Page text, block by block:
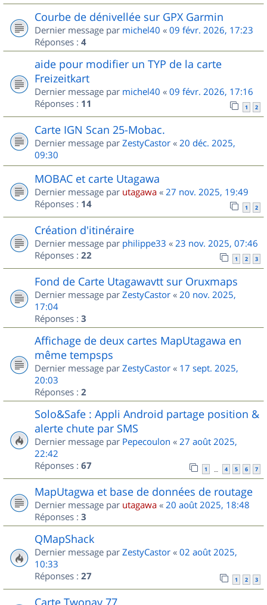
Courbe de dénivellée sur GPX Garmin
Dernier message par michel40 « 09 févr. 2026, 17:23
Réponses : 4
aide pour modifier un TYP de la carte
Freizeitkart
Dernier message par michel40 « 09 févr. 2026, 17:16
Réponses : 11 1 2
Carte IGN Scan 25-Mobac.
Dernier message par ZestyCastor « 20 déc. 2025,
09:30
MOBAC et carte Utagawa
Dernier message par utagawa « 27 nov. 2025, 19:49
Réponses : 14 1 2
Création d'itinéraire
Dernier message par philippe33 « 23 nov. 2025, 07:46
Réponses : 22 1 2 3
Fond de Carte Utagawavtt sur Oruxmaps
Dernier message par ZestyCastor « 20 nov. 2025,
17:04
Réponses : 3
Affichage de deux cartes MapUtagawa en
même tempsps
Dernier message par ZestyCastor « 17 sept. 2025,
20:03
Réponses : 2
Solo&Safe : Appli Android partage position &
alerte chute par SMS
Dernier message par Pepecoulon « 27 août 2025,
22:42
Réponses : 67 1 … 4 5 6 7
MapUtagwa et base de données de routage
Dernier message par utagawa « 20 août 2025, 18:48
Réponses : 3
QMapShack
Dernier message par ZestyCastor « 02 août 2025,
10:33
Réponses : 27 1 2 3
Carte Twonav 77